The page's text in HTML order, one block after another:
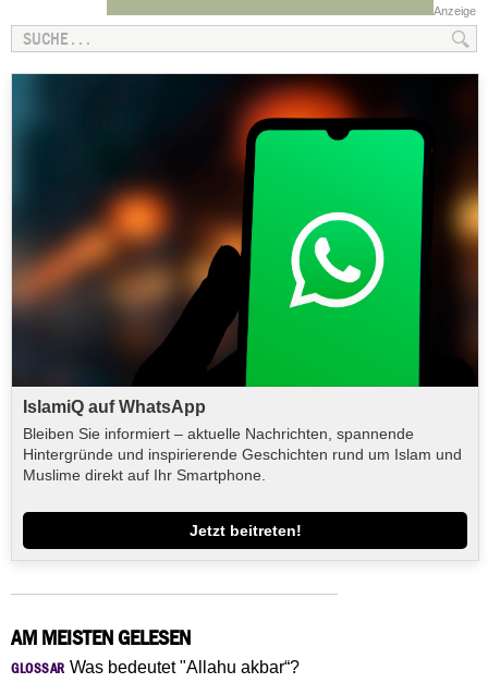
Anzeige
IslamiQ auf WhatsApp
Bleiben Sie informiert – aktuelle Nachrichten, spannende
Hintergründe und inspirierende Geschichten rund um Islam und
Muslime direkt auf Ihr Smartphone.
Jetzt beitreten!
AM MEISTEN GELESEN
GLOSSAR Was bedeutet "Allahu akbar“?